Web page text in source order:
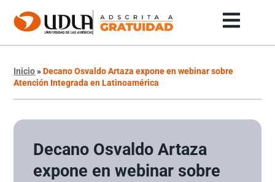
Inicio»Decano Osvaldo Artaza expone en webinar sobre
Atención Integrada en Latinoamérica
Decano Osvaldo Artaza
expone en webinar sobre